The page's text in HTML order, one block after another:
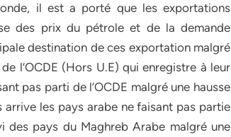
il est a porté que les exportations
des prix du pétrole et de la demande
destination de ces exportation malgré
l’OCDE (Hors U.E) qui enregistre à leur
pas parti de l’OCDE malgré une hausse
arrive les pays arabe ne faisant pas partie
des pays du Maghreb Arabe malgré une